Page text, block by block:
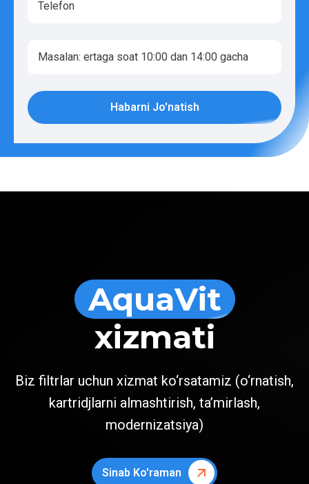
Habarni Jo'natish
AquaVit
xizmati
Biz filtrlar uchun xizmat ko‘rsatamiz (o‘rnatish,
kartridjlarni almashtirish, ta’mirlash,
modernizatsiya)
Sinab Ko'raman